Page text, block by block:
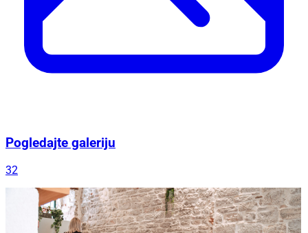
Pogledajte galeriju
32